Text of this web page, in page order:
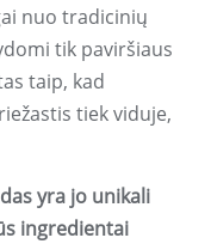
nuo tradicinių
tik paviršiaus
taip, kad
tiek viduje,
yra jo unikali
ingredientai